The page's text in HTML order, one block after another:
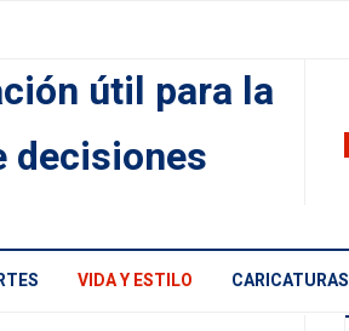
útil para la
decisiones
VIDA Y ESTILO CARICATURAS